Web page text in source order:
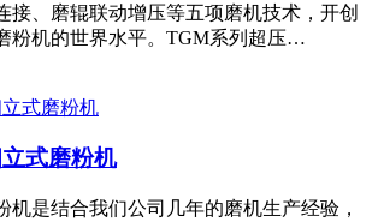
接、磨辊联动增压等五项磨机技术，开创
粉机的世界水平。TGM系列超压…
式磨粉机
机是结合我们公司几年的磨机生产经验，